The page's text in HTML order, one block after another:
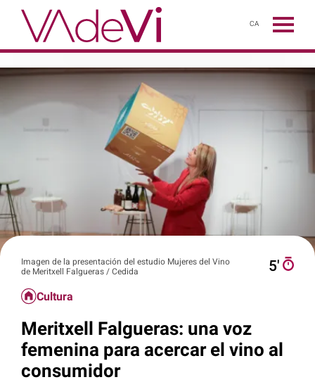
CA
Imagen de la presentación del estudio Mujeres del Vino
de Meritxell Falgueras / Cedida
5′
Cultura
Meritxell Falgueras: una voz
femenina para acercar el vino al
consumidor